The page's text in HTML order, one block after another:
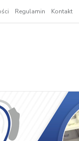
Regulamin Kontakt